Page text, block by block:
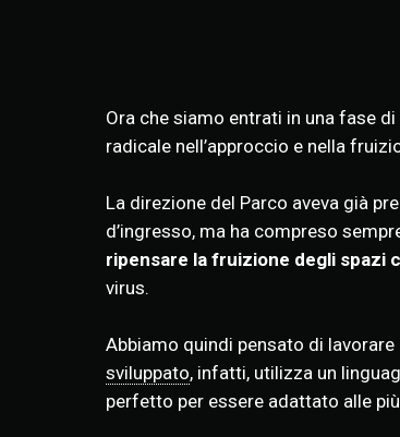
Ora che siamo entrati in una fase
radicale nell’approccio e nella
La direzione del Parco aveva già
d’ingresso, ma ha compreso
ripensare la fruizione degli spazi
virus.
Abbiamo quindi pensato di
sviluppato, infatti, utilizza un
perfetto per essere adattato alle